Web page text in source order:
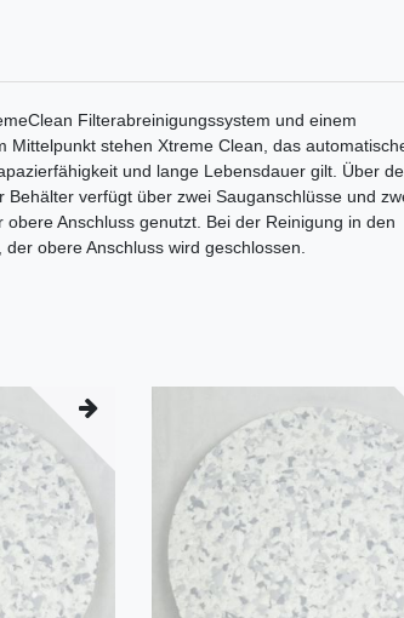
Filterabreinigungssystem und einem
Mittelpunkt stehen Xtreme Clean, das
und lange Lebensdauer gilt. Über
verfügt über zwei Sauganschlüsse und
Anschluss genutzt. Bei der Reinigung in den
obere Anschluss wird geschlossen.